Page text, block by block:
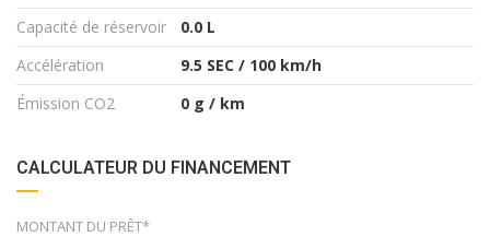
Capacité de réservoir
0.0 L
Accélération
9.5 SEC / 100 km/h
Émission CO2
0 g / km
CALCULATEUR DU FINANCEMENT
MONTANT DU PRÊT*